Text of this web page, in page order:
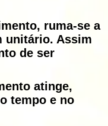
ruma-se a
unitário. Assim
de ser
atinge,
tempo e no